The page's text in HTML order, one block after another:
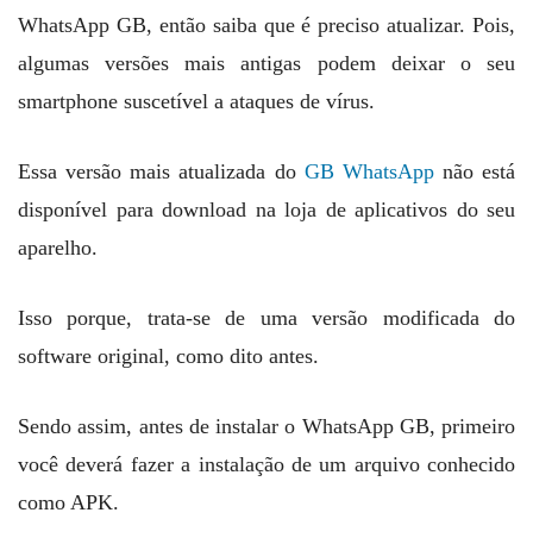
WhatsApp GB, então saiba que é preciso atualizar. Pois,
algumas versões mais antigas podem deixar o seu
smartphone suscetível a ataques de vírus.
Essa versão mais atualizada do GB WhatsAppnão está
disponível para download na loja de aplicativos do seu
aparelho.
Isso porque, trata-se de uma versão modificada do
software original, como dito antes.
Sendo assim, antes de instalar o WhatsApp GB, primeiro
você deverá fazer a instalação de um arquivo conhecido
como APK.